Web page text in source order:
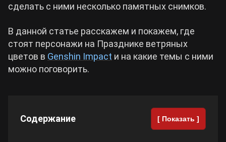
Cyberpunk 2077
сделать с ними несколько памятных снимков.
В данной статье расскажем и покажем, где
стоят персонажи на Празднике ветряных
цветов в Genshin Impact и на какие темы с ними
можно поговорить.
Содержание [ Показать ]